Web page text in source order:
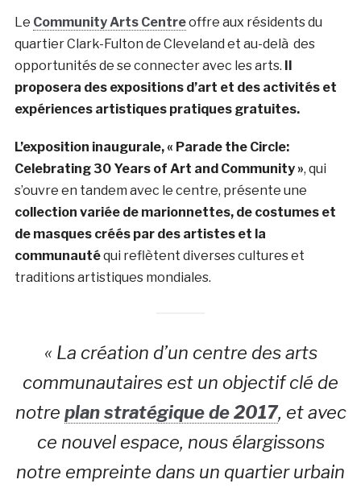
Le Community Arts Centreoffre aux résidents du
quartier Clark-Fulton de Cleveland et au-delà des
opportunités de se connecter avec les arts. Il
proposera des expositions d’art et des activités et
expériences artistiques pratiques gratuites.
L’exposition inaugurale, « Parade the Circle:
Celebrating 30 Years of Art and Community », qui
s’ouvre en tandem avec le centre, présente une
collection variée de marionnettes, de costumes et
de masques créés par des artistes et la
communautéqui reflètent diverses cultures et
traditions artistiques mondiales.
« La création d’un centre des arts
communautaires est un objectif clé de
notre plan stratégique de 2017, et avec
ce nouvel espace, nous élargissons
notre empreinte dans un quartier urbain